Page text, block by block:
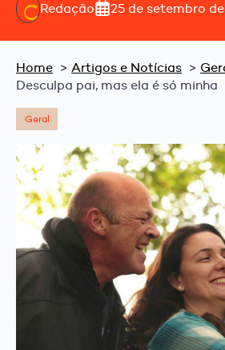
Redação 25 de setembro
Home Artigos e Notícias
Desculpa pai, mas ela é só minha
Geral